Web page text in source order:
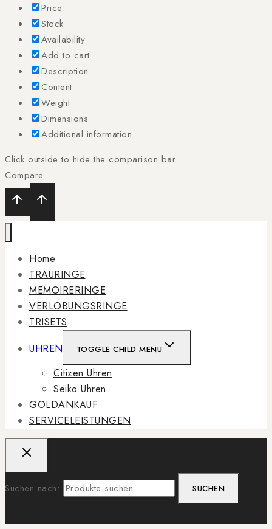
Price
Stock
Availability
Add to cart
Description
Content
Weight
Dimensions
Additional information
Click outside to hide the comparison bar
Compare
Home
TRAURINGE
MEMOIRERINGE
VERLOBUNGSRINGE
TRISETS
UHREN
TOGGLE CHILD MENU
Citizen Uhren
Seiko Uhren
GOLDANKAUF
SERVICELEISTUNGEN
Suchen nach: SUCHEN